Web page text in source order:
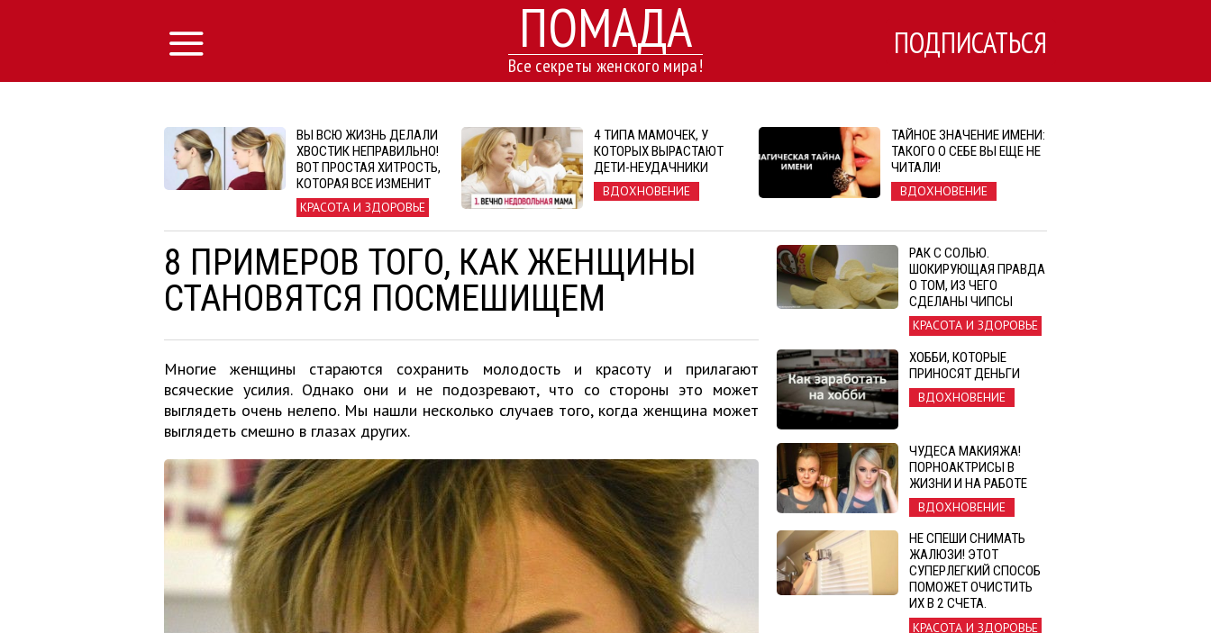
ПОМАДА
Все секреты женского мира!
ПОДПИСАТЬСЯ
ВЫ ВСЮ ЖИЗНЬ ДЕЛАЛИ
ХВОСТИК НЕПРАВИЛЬНО!
ВОТ ПРОСТАЯ ХИТРОСТЬ,
КОТОРАЯ ВСЕ ИЗМЕНИТ
КРАСОТА И ЗДОРОВЬЕ
4 ТИПА МАМОЧЕК, У
КОТОРЫХ ВЫРАСТАЮТ
ДЕТИ-НЕУДАЧНИКИ
ВДОХНОВЕНИЕ
ТАЙНОЕ ЗНАЧЕНИЕ ИМЕНИ:
ТАКОГО О СЕБЕ ВЫ ЕЩЕ НЕ
ЧИТАЛИ!
ВДОХНОВЕНИЕ
8 ПРИМЕРОВ ТОГО, КАК ЖЕНЩИНЫ
СТАНОВЯТСЯ ПОСМЕШИЩЕМ
Многие женщины стараются сохранить молодость и красоту и прилагают
всяческие усилия. Однако они и не подозревают, что со стороны это может
выглядеть очень нелепо. Мы нашли несколько случаев того, когда женщина может
выглядеть смешно в глазах других.
РАК С СОЛЬЮ.
ШОКИРУЮЩАЯ ПРАВДА
О ТОМ, ИЗ ЧЕГО
СДЕЛАНЫ ЧИПСЫ
КРАСОТА И ЗДОРОВЬЕ
ХОББИ, КОТОРЫЕ
ПРИНОСЯТ ДЕНЬГИ
ВДОХНОВЕНИЕ
ЧУДЕСА МАКИЯЖА!
ПОРНОАКТРИСЫ В
ЖИЗНИ И НА РАБОТЕ
ВДОХНОВЕНИЕ
НЕ СПЕШИ СНИМАТЬ
ЖАЛЮЗИ! ЭТОТ
СУПЕРЛЕГКИЙ СПОСОБ
ПОМОЖЕТ ОЧИСТИТЬ
ИХ В 2 СЧЕТА.
КРАСОТА И ЗДОРОВЬЕ